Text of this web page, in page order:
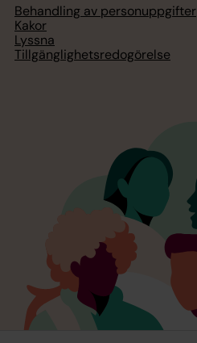
Behandling av personuppgifter
Kakor
Lyssna
Tillgänglighetsredogörelse